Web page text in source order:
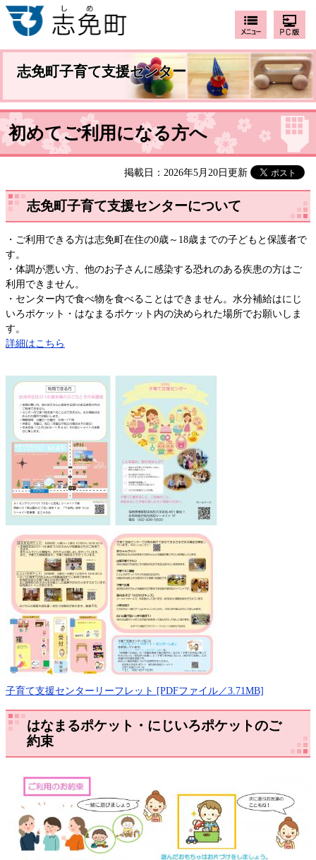
志免町子育て支援センター
初めてご利用になる方へ
掲載日：2026年5月20日更新
志免町子育て支援センターについて
・ご利用できる方は志免町在住の0歳～18歳までの子どもと保護者で
す。
・体調が悪い方、他のお子さんに感染する恐れのある疾患の方はご
利用できません。
・センター内で食べ物を食べることはできません。水分補給はにじ
いろポケット・はなまるポケット内の決められた場所でお願いしま
す。
詳細はこちら
子育て支援センターリーフレット [PDFファイル／3.71MB]
はなまるポケット・にじいろポケットのご
約束